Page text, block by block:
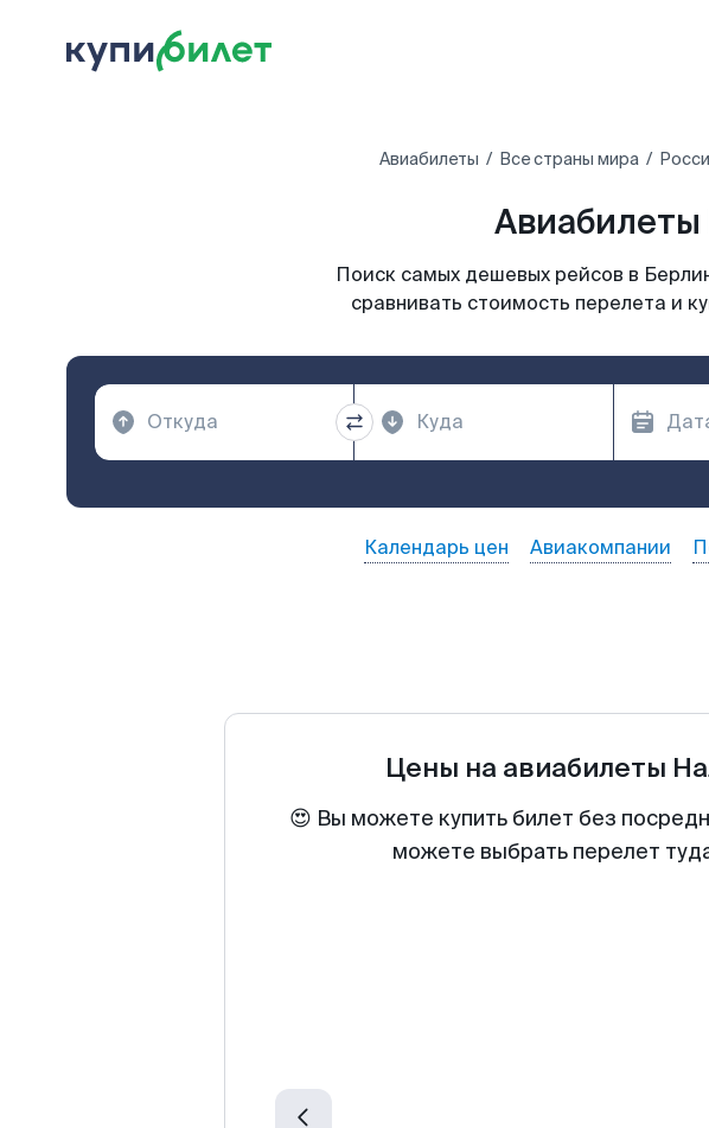
Авиабилеты Все страны мира
Авиабилеты
Поиск самых дешевых рейсов в
сравнивать стоимость перелета и
Календарь цен Авиакомпании
Цены на авиабилеты
😍 Вы можете купить билет без
можете выбрать перелет